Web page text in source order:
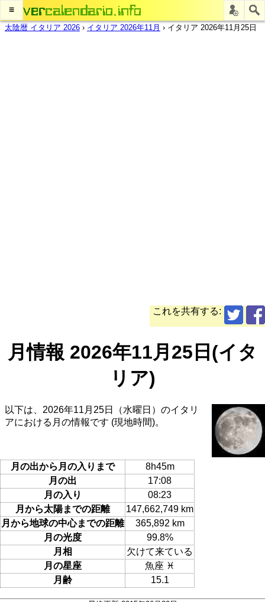
≡
太陰暦 イタリア 2026 › イタリア 2026年11月 › イタリア 2026年11月25日
これを共有する:
月情報 2026年11月25日(イタ
リア)
以下は、2026年11月25日（水曜日）のイタリ
アにおける月の情報です (現地時間)。
月の出から月の入りまで
8h45m
月の出
17:08
月の入り
08:23
月から太陽までの距離
147,662,749 km
月から地球の中心までの距離
365,892 km
月の光度
99.8%
月相
欠けて来ている
月の星座
魚座 ♓
月齢
15.1